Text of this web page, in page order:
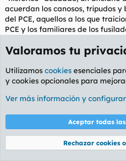
acuerdan los canosos, tripudos
del PCE, aquellos a los que
PCE y los familiares de los
La Moncloa.
¿Quién teme a Santiago
(Franco) e historia agonizante
pobres cantores del Cara al Sol
Carrillo es un anciano: miradle y
Políticamente es un fracaso. Su
Valoramos tu
Utilizamos cookies esenciales
y cookies opcionales para
Ver más información y
Aceptar todas
Rechazar cookies